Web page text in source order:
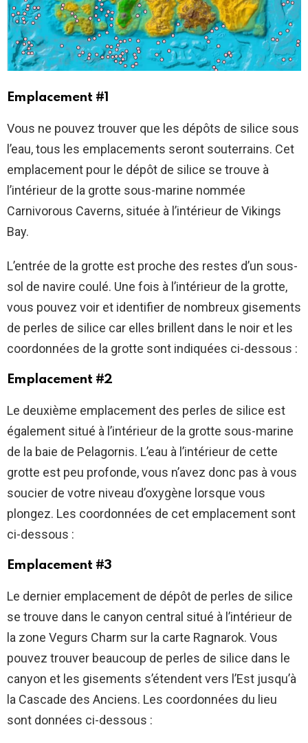
Emplacement #1
Vous ne pouvez trouver que les dépôts de silice sous
l’eau, tous les emplacements seront souterrains. Cet
emplacement pour le dépôt de silice se trouve à
l’intérieur de la grotte sous-marine nommée
Carnivorous Caverns, située à l’intérieur de Vikings
Bay.
L’entrée de la grotte est proche des restes d’un sous-
sol de navire coulé. Une fois à l’intérieur de la grotte,
vous pouvez voir et identifier de nombreux gisements
de perles de silice car elles brillent dans le noir et les
coordonnées de la grotte sont indiquées ci-dessous :
Emplacement #2
Le deuxième emplacement des perles de silice est
également situé à l’intérieur de la grotte sous-marine
de la baie de Pelagornis. L’eau à l’intérieur de cette
grotte est peu profonde, vous n’avez donc pas à vous
soucier de votre niveau d’oxygène lorsque vous
plongez. Les coordonnées de cet emplacement sont
ci-dessous :
Emplacement #3
Le dernier emplacement de dépôt de perles de silice
se trouve dans le canyon central situé à l’intérieur de
la zone Vegurs Charm sur la carte Ragnarok. Vous
pouvez trouver beaucoup de perles de silice dans le
canyon et les gisements s’étendent vers l’Est jusqu’à
la Cascade des Anciens. Les coordonnées du lieu
sont données ci-dessous :